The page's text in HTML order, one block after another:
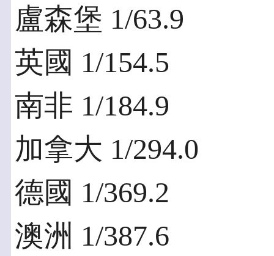
盧森堡 1/63.9
英國 1/154.5
南非 1/184.9
加拿大 1/294.0
德國 1/369.2
澳洲 1/387.6